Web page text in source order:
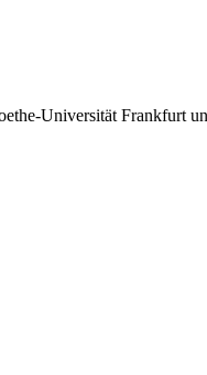
Universität Frankfurt